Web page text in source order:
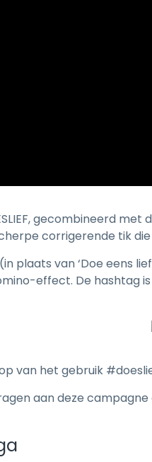
gecombineerd
corrigerende tik
plaats van ‘Doe eens
effect. De hashtag
van het gebruik
aan deze